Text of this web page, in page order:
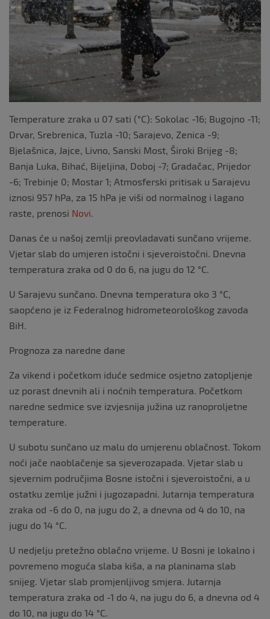
k
Temperature zraka u 07 sati (°C): Sokolac -16; Bugojno -11;
Drvar, Srebrenica, Tuzla -10; Sarajevo, Zenica -9;
Bjelašnica, Jajce, Livno, Sanski Most, Široki Brijeg -8;
Banja Luka, Bihać, Bijeljina, Doboj -7; Gradačac, Prijedor
-6; Trebinje 0; Mostar 1; Atmosferski pritisak u Sarajevu
iznosi 957 hPa, za 15 hPa je viši od normalnog i lagano
raste, prenosi Novi
Danas će u našoj zemlji preovladavati sunčano vrijeme.
Vjetar slab do umjeren istočni i sjeveroistočni. Dnevna
temperatura zraka od 0 do 6, na jugu do 12 °C.
U Sarajevu sunčano. Dnevna temperatura oko 3 °C,
saopćeno je iz Federalnog hidrometeorološkog zavoda
BiH.
Prognoza za naredne dane
Za vikend i početkom iduće sedmice osjetno zatopljenje
uz porast dnevnih ali i noćnih temperatura. Početkom
naredne sedmice sve izvjesnija južina uz ranoproljetne
temperature.
U subotu sunčano uz malu do umjerenu oblačnost. Tokom
noći jače naoblačenje sa sjeverozapada. Vjetar slab u
sjevernim područjima Bosne istočni i sjeveroistočni, a u
ostatku zemlje južni i jugozapadni. Jutarnja temperatura
zraka od -6 do 0, na jugu do 2, a dnevna od 4 do 10, na
jugu do 14 °C.
U nedjelju pretežno oblačno vrijeme. U Bosni je lokalno i
povremeno moguća slaba kiša, a na planinama slab
snijeg. Vjetar slab promjenljivog smjera. Jutarnja
temperatura zraka od -1 do 4, na jugu do 6, a dnevna od 4
do 10, na jugu do 14 °C.